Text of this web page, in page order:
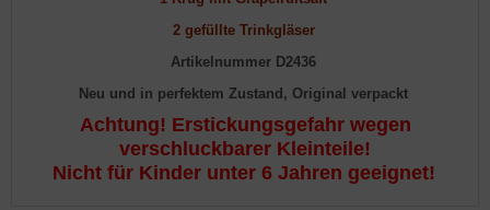
2 gefüllte Trinkgläser
Artikelnummer D2436
Neu und in perfektem Zustand, Original verpackt
Achtung! Erstickungsgefahr wegen
verschluckbarer Kleinteile!
Nicht für Kinder unter 6 Jahren geeignet!